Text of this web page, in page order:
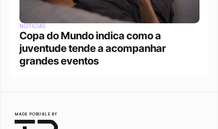
NOTÍCIAS
Copa do Mundo indica como a
juventude tende a acompanhar
grandes eventos
MADE POSSIBLE BY